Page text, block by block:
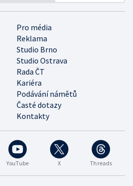
Pro média
Reklama
Studio Brno
Studio Ostrava
Rada ČT
Kariéra
Podávání námětů
Časté dotazy
Kontakty
YouTube X Threads